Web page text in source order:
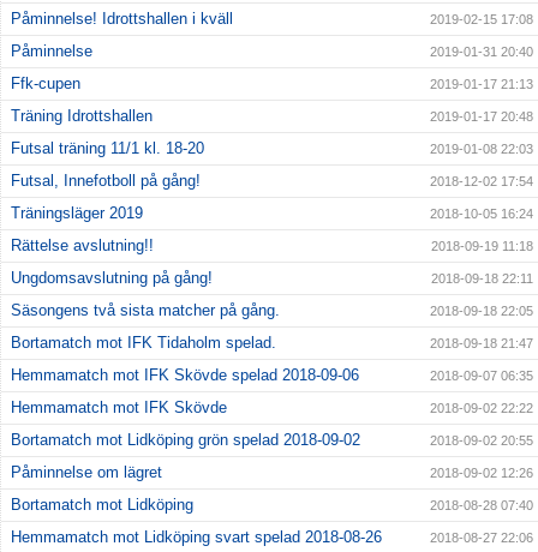
Påminnelse! Idrottshallen i kväll 2019-02-15 17:08
Påminnelse 2019-01-31 20:40
Ffk-cupen 2019-01-17 21:13
Träning Idrottshallen 2019-01-17 20:48
Futsal träning 11/1 kl. 18-20 2019-01-08 22:03
Futsal, Innefotboll på gång! 2018-12-02 17:54
Träningsläger 2019 2018-10-05 16:24
Rättelse avslutning!! 2018-09-19 11:18
Ungdomsavslutning på gång! 2018-09-18 22:11
Säsongens två sista matcher på gång. 2018-09-18 22:05
Bortamatch mot IFK Tidaholm spelad. 2018-09-18 21:47
Hemmamatch mot IFK Skövde spelad 2018-09-06 2018-09-07 06:35
Hemmamatch mot IFK Skövde 2018-09-02 22:22
Bortamatch mot Lidköping grön spelad 2018-09-02 2018-09-02 20:55
Påminnelse om lägret 2018-09-02 12:26
Bortamatch mot Lidköping 2018-08-28 07:40
Hemmamatch mot Lidköping svart spelad 2018-08-26 2018-08-27 22:06